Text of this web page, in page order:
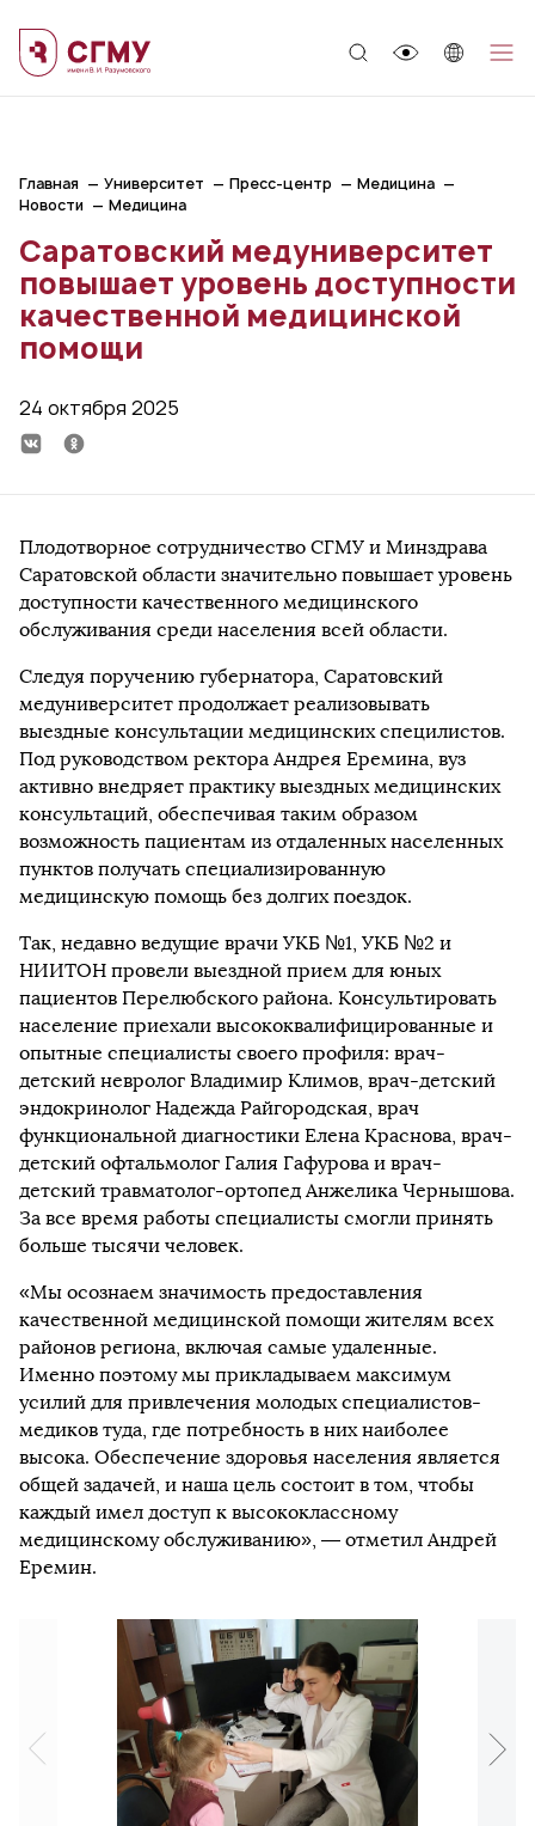
Главная Университет Пресс-центр
Медицина
Новости
Медицина
Саратовский медуниверситет
повышает уровень доступности
качественной медицинской
помощи
24 октября 2025
Плодотворное сотрудничество СГМУ и Минздрава
Саратовской области значительно повышает уровень
доступности качественного медицинского
обслуживания среди населения всей области.
Следуя поручению губернатора, Саратовский
медуниверситет продолжает реализовывать
выездные консультации медицинских специлистов.
Под руководством ректора Андрея Еремина, вуз
активно внедряет практику выездных медицинских
консультаций, обеспечивая таким образом
возможность пациентам из отдаленных населенных
пунктов получать специализированную
медицинскую помощь без долгих поездок.
Так, недавно ведущие врачи УКБ №1, УКБ №2 и
НИИТОН провели выездной прием для юных
пациентов Перелюбского района. Консультировать
население приехали высококвалифицированные и
опытные специалисты своего профиля: врач-
детский невролог Владимир Климов, врач-детский
эндокринолог Надежда Райгородская, врач
функциональной диагностики Елена Краснова, врач-
детский офтальмолог Галия Гафурова и врач-
детский травматолог-ортопед Анжелика Чернышова.
За все время работы специалисты смогли принять
больше тысячи человек.
«Мы осознаем значимость предоставления
качественной медицинской помощи жителям всех
районов региона, включая самые удаленные.
Именно поэтому мы прикладываем максимум
усилий для привлечения молодых специалистов-
медиков туда, где потребность в них наиболее
высока. Обеспечение здоровья населения является
общей задачей, и наша цель состоит в том, чтобы
каждый имел доступ к высококлассному
медицинскому обслуживанию», — отметил Андрей
Еремин.